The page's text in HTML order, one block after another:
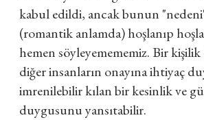
kabul edildi, ancak bunun
(romantik anlamda) hoşlanıp
hemen söyleyemememiz. Bir
diğer insanların onayına ihtiyaç
imrenilebilir kılan bir kesinlik ve
duygusunu yansıtabilir.